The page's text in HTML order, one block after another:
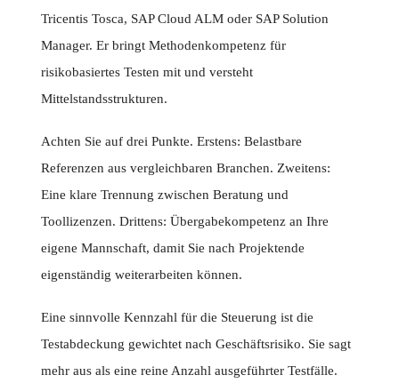
Tricentis Tosca, SAP Cloud ALM oder SAP Solution
Manager. Er bringt Methodenkompetenz für
risikobasiertes Testen mit und versteht
Mittelstandsstrukturen.
Achten Sie auf drei Punkte. Erstens: Belastbare
Referenzen aus vergleichbaren Branchen. Zweitens:
Eine klare Trennung zwischen Beratung und
Toollizenzen. Drittens: Übergabekompetenz an Ihre
eigene Mannschaft, damit Sie nach Projektende
eigenständig weiterarbeiten können.
Eine sinnvolle Kennzahl für die Steuerung ist die
Testabdeckung gewichtet nach Geschäftsrisiko. Sie sagt
mehr aus als eine reine Anzahl ausgeführter Testfälle.